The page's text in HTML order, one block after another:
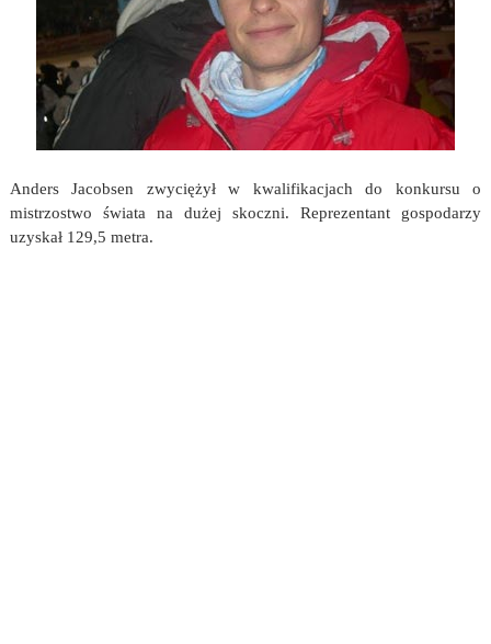
Anders Jacobsen zwyciężył w kwalifikacjach do konkursu o
mistrzostwo świata na dużej skoczni. Reprezentant gospodarzy
uzyskał 129,5 metra.